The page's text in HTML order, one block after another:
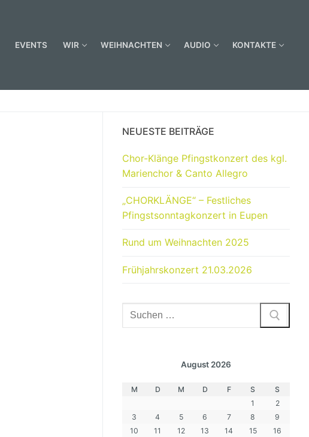
EVENTS WIR WEIHNACHTEN AUDIO KONTAKTE
NEUESTE BEITRÄGE
Chor-Klänge Pfingstkonzert des kgl.
Marienchor & Canto Allegro
„CHORKLÄNGE“ – Festliches
Pfingstsonntagkonzert in Eupen
Rund um Weihnachten 2025
Frühjahrskonzert 21.03.2026
Suchen
nach:
August 2026
M D M D F S
S
1
2
3
4 5 6 7 8
9
10
11 12 13 14 15
16